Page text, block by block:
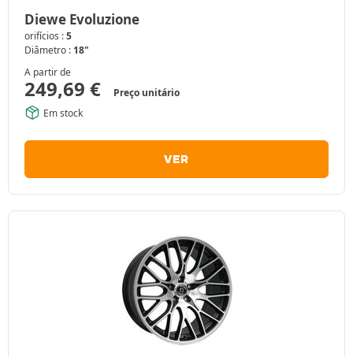
Diewe Evoluzione
orifícios :5
Diâmetro : 18"
A partir de
249,69 €
Preço unitário
Em stock
VER